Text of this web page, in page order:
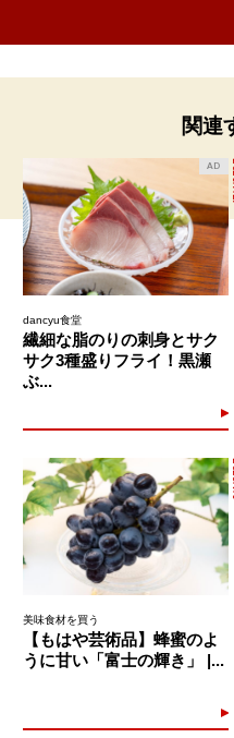
関連
AD
dancyu食堂
繊細な脂のりの刺身とサク
サク3種盛りフライ！黒瀬
ぶ...
美味食材を買う
【もはや芸術品】蜂蜜のよ
うに甘い「富士の輝き」 |...